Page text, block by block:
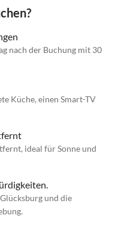
nach der Buchung mit 30
Küche, einen Smart-TV
ideal für Sonne und
und die